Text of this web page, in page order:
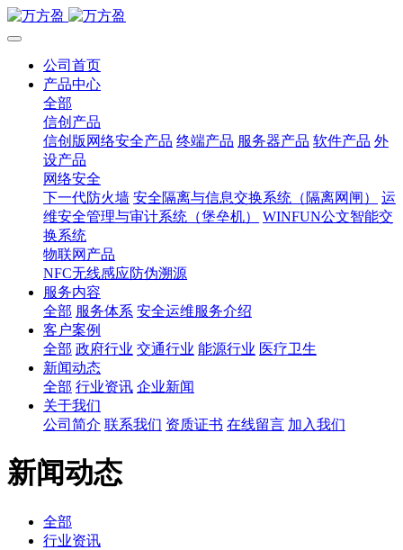
公司首页
产品中心
全部
信创产品
信创版网络安全产品 终端产品 服务器产品 软件产品 外
设产品
网络安全
下一代防火墙 安全隔离与信息交换系统（隔离网闸）
运
维安全管理与审计系统（堡垒机）
WINFUN公文智能交
换系统
物联网产品
NFC无线感应防伪溯源
服务内容
全部 服务体系 安全运维服务介绍
客户案例
全部 政府行业 交通行业 能源行业 医疗卫生
新闻动态
全部 行业资讯 企业新闻
关于我们
公司简介 联系我们 资质证书 在线留言 加入我们
新闻动态
全部
行业资讯